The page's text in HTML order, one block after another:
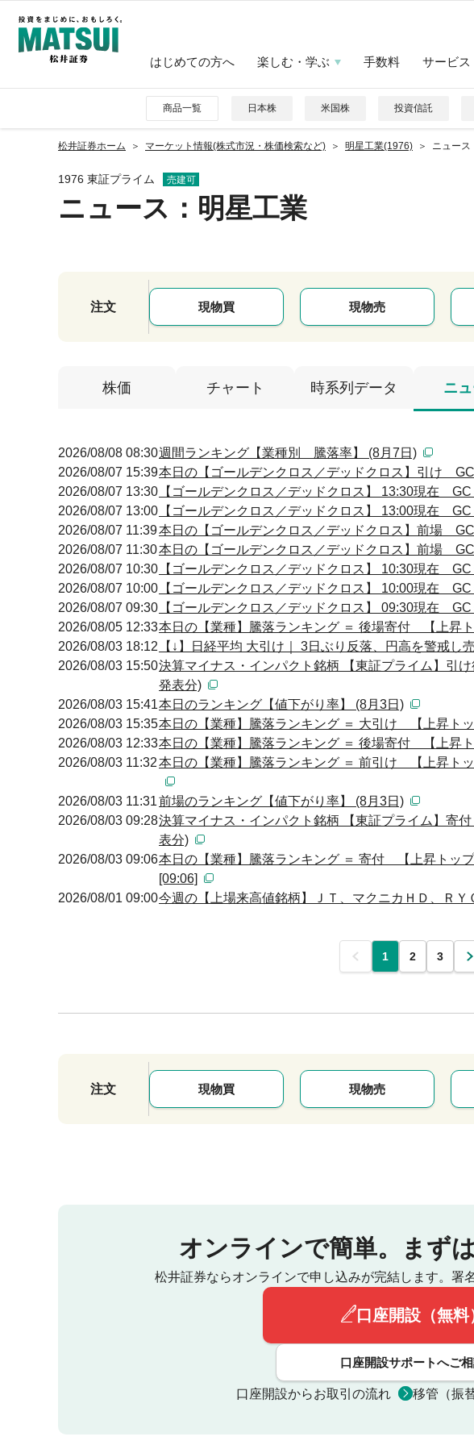
はじめての方へ 楽しむ・学ぶ 手数料 サービス
商品一覧 日本株 米国株 投資信託
松井証券ホーム マーケット情報(株式市況・株価検索など) 明星工業(1976) ニュース
1976 東証プライム 売建可
ニュース ：明星工業
注文 現物買 現物売
株価 チャート 時系列データ ニ
2026/08/08 08:30週間ランキング【業種別 騰落率】 (8月7日)
2026/08/07 15:39本日の【ゴールデンクロス／デッドクロス】引け
2026/08/07 13:30 【ゴールデンクロス／デッドクロス】 13:30現在
2026/08/07 13:00 【ゴールデンクロス／デッドクロス】 13:00現在
2026/08/07 11:39本日の【ゴールデンクロス／デッドクロス】前場
2026/08/07 11:30本日の【ゴールデンクロス／デッドクロス】前場
2026/08/07 10:30 【ゴールデンクロス／デッドクロス】 10:30現在
2026/08/07 10:00 【ゴールデンクロス／デッドクロス】 10:00現在
2026/08/07 09:30 【ゴールデンクロス／デッドクロス】 09:30現在
2026/08/05 12:33本日の【業種】騰落ランキング ＝ 後場寄付 【上昇
2026/08/03 18:12
【↓】日経平均 大引け｜ 3日ぶり反落、円高を警戒し
2026/08/03 15:50決算マイナス・インパクト銘柄 【東証プライム】引
発表分)
2026/08/03 15:41本日のランキング【値下がり率】 (8月3日)
2026/08/03 15:35本日の【業種】騰落ランキング ＝ 大引け 【上昇ト
2026/08/03 12:33本日の【業種】騰落ランキング ＝ 後場寄付 【上昇
2026/08/03 11:32本日の【業種】騰落ランキング ＝ 前引け 【上昇ト
2026/08/03 11:31前場のランキング【値下がり率】 (8月3日)
2026/08/03 09:28決算マイナス・インパクト銘柄 【東証プライム】
表分)
2026/08/03 09:06本日の【業種】騰落ランキング ＝ 寄付 【上昇トッ
[09:06]
2026/08/01 09:00今週の【上場来高値銘柄】ＪＴ、マクニカＨＤ、ＲＹ
前 1 2 3 次
注文 現物買 現物売
オンラインで簡単。 まず
松井証券ならオンラインで申し込みが完結します。 署
口座開設（無料
口座開設サポートへご
口座開設からお取引の流れ 移管（振